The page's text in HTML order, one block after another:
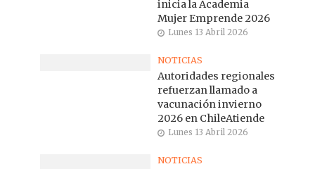
inicia la Academia
Mujer Emprende 2026
Lunes 13 Abril 2026
NOTICIAS
Autoridades regionales
refuerzan llamado a
vacunación invierno
2026 en ChileAtiende
Lunes 13 Abril 2026
NOTICIAS